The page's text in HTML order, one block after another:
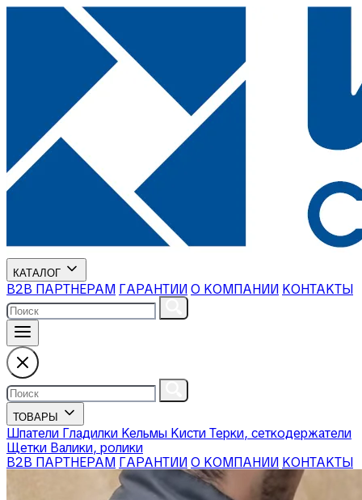
КАТАЛОГ
В2В ПАРТНЕРАМ ГАРАНТИИ О КОМПАНИИ КОНТАКТЫ
ТОВАРЫ
Шпатели Гладилки Кельмы Кисти Терки, сеткодержатели
Щетки Валики, ролики
В2В ПАРТНЕРАМ ГАРАНТИИ О КОМПАНИИ КОНТАКТЫ